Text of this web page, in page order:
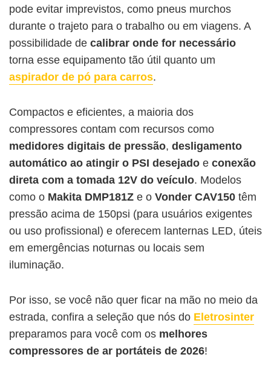
pode evitar imprevistos, como pneus murchos
durante o trajeto para o trabalho ou em viagens. A
possibilidade de calibrar onde for necessário
torna esse equipamento tão útil quanto um
aspirador de pó para carros.
Compactos e eficientes, a maioria dos
compressores contam com recursos como
medidores digitais de pressão, desligamento
automático ao atingir o PSI desejado e conexão
direta com a tomada 12V do veículo. Modelos
como o Makita ‎DMP181Z e o Vonder CAV150 têm
pressão acima de 150psi (para usuários exigentes
ou uso profissional) e oferecem lanternas LED, úteis
em emergências noturnas ou locais sem
iluminação.
Por isso, se você não quer ficar na mão no meio da
estrada, confira a seleção que nós do Eletrosinter
preparamos para você com os melhores
compressores de ar portáteis de 2026!